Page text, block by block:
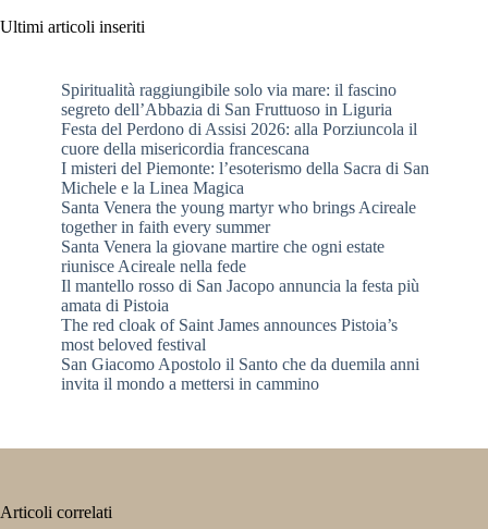
Ultimi articoli inseriti
Spiritualità raggiungibile solo via mare: il fascino
segreto dell’Abbazia di San Fruttuoso in Liguria
Festa del Perdono di Assisi 2026: alla Porziuncola il
cuore della misericordia francescana
I misteri del Piemonte: l’esoterismo della Sacra di San
Michele e la Linea Magica
Santa Venera the young martyr who brings Acireale
together in faith every summer
Santa Venera la giovane martire che ogni estate
riunisce Acireale nella fede
Il mantello rosso di San Jacopo annuncia la festa più
amata di Pistoia
The red cloak of Saint James announces Pistoia’s
most beloved festival
San Giacomo Apostolo il Santo che da duemila anni
invita il mondo a mettersi in cammino
Articoli correlati